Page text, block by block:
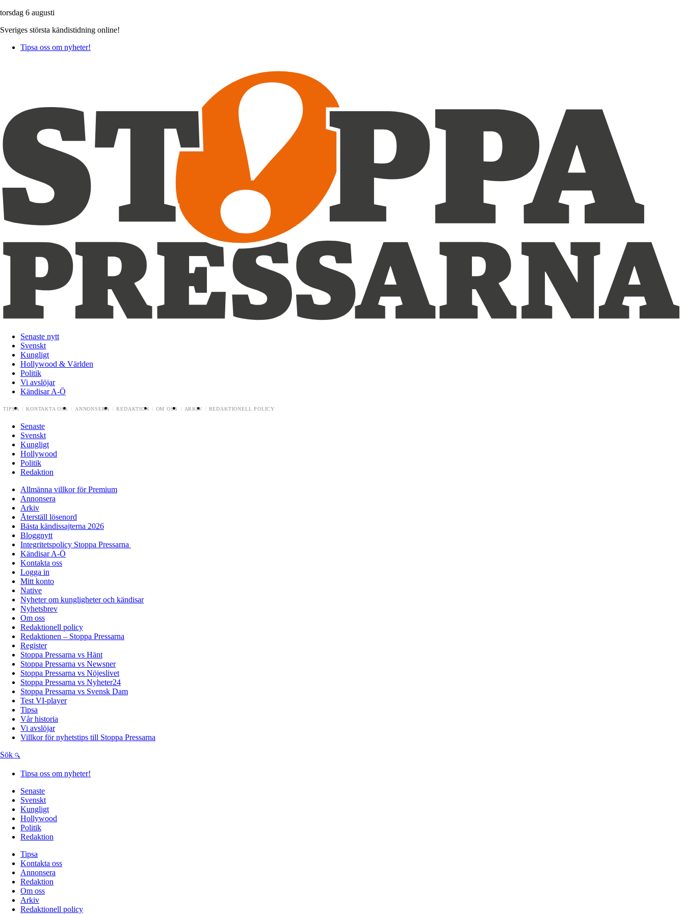
torsdag 6 augusti
Sveriges största kändistidning online!
Tipsa oss om nyheter!
Senaste nytt
Svenskt
Kungligt
Hollywood & Världen
Politik
Vi avslöjar
Kändisar A-Ö
TIPSA KONTAKTA OSS ANNONSERA REDAKTION OM OSS ARKIV REDAKTIONELL POLICY
Senaste
Svenskt
Kungligt
Hollywood
Politik
Redaktion
Allmänna villkor för Premium
Annonsera
Arkiv
Återställ lösenord
Bästa kändissajterna 2026
Bloggnytt
Integritetspolicy Stoppa Pressarna
Kändisar A-Ö
Kontakta oss
Logga in
Mitt konto
Native
Nyheter om kungligheter och kändisar
Nyhetsbrev
Om oss
Redaktionell policy
Redaktionen – Stoppa Pressarna
Register
Stoppa Pressarna vs Hänt
Stoppa Pressarna vs Newsner
Stoppa Pressarna vs Nöjeslivet
Stoppa Pressarna vs Nyheter24
Stoppa Pressarna vs Svensk Dam
Test VI-player
Tipsa
Vår historia
Vi avslöjar
Villkor för nyhetstips till Stoppa Pressarna
Sök
Tipsa oss om nyheter!
Senaste
Svenskt
Kungligt
Hollywood
Politik
Redaktion
Tipsa
Kontakta oss
Annonsera
Redaktion
Om oss
Arkiv
Redaktionell policy